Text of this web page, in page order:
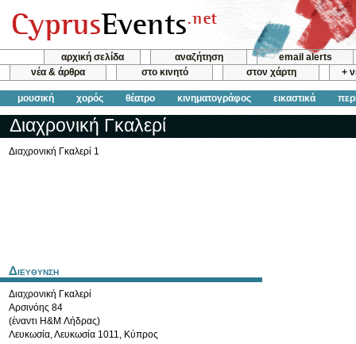
αρχική σελίδα αναζήτηση
email alerts
νέα & άρθρα
στο κινητό στον χάρτη +
μουσική χορός θέατρο κινηματογράφος εικαστικά
Διαχρονική Γκαλερί
Διαχρονική Γκαλερί 1
Διευθυνση
Διαχρονική Γκαλερί
Αρσινόης 84
(έναντι H&M Λήδρας)
Λευκωσία,Λευκωσία 1011, Κύπρος